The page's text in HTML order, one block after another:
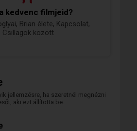
kedvenc filmjeid?
Brian élete, Kapcsolat,
Csillagok között
jellemzésre, ha szeretnél megnézni
aki ezt állította be.